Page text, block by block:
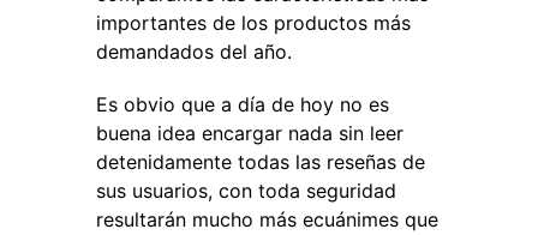
importantes de los productos más
demandados del año.
Es obvio que a día de hoy no es
buena idea encargar nada sin leer
detenidamente todas las reseñas de
sus usuarios, con toda seguridad
resultarán mucho más ecuánimes que